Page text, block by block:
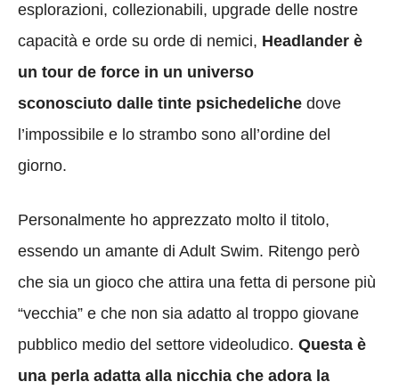
esplorazioni, collezionabili, upgrade delle nostre
capacità e orde su orde di nemici, Headlander è
un tour de force in un universo
sconosciuto dalle tinte psichedeliche dove
l’impossibile e lo strambo sono all’ordine del
giorno.
Personalmente ho apprezzato molto il titolo,
essendo un amante di Adult Swim. Ritengo però
che sia un gioco che attira una fetta di persone più
“vecchia” e che non sia adatto al troppo giovane
pubblico medio del settore videoludico. Questa è
una perla adatta alla nicchia che adora la